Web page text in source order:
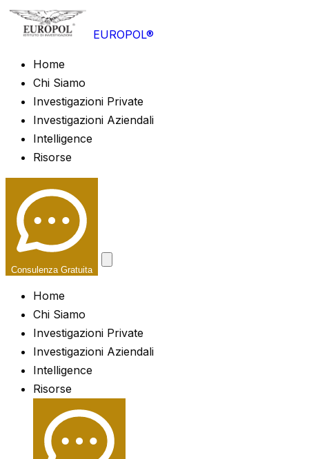
EUROPOL®
Home
Chi Siamo
Investigazioni Private
Investigazioni Aziendali
Intelligence
Risorse
Consulenza Gratuita
Home
Chi Siamo
Investigazioni Private
Investigazioni Aziendali
Intelligence
Risorse